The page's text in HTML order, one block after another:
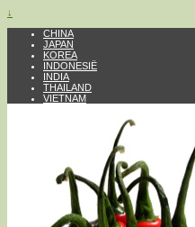
↓
CHINA
JAPAN
KOREA
INDONESIË
INDIA
THAILAND
VIETNAM